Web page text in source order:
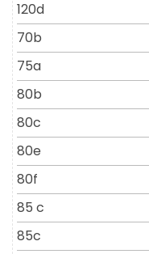
120d
70b
75a
80b
80c
80e
80f
85 c
85c